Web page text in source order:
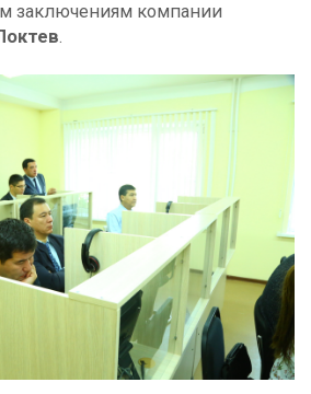
заключениям компании
.